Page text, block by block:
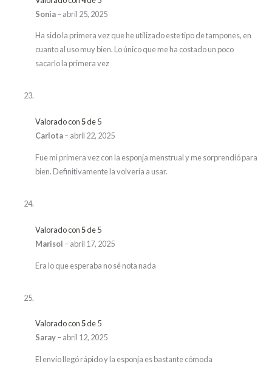
Sonia– abril 25, 2025
Ha sido la primera vez que he utilizado este tipo de tampones, en
cuanto al uso muy bien. Lo único que me ha costado un poco
sacarlo la primera vez
Valorado con5de 5
Carlota– abril 22, 2025
Fue mi primera vez con la esponja menstrual y me sorprendió para
bien. Definitivamente la volvería a usar.
Valorado con5de 5
Marisol – abril 17, 2025
Era lo que esperaba no sé nota nada
Valorado con5de 5
Saray– abril 12, 2025
El envío llegó rápido y la esponja es bastante cómoda